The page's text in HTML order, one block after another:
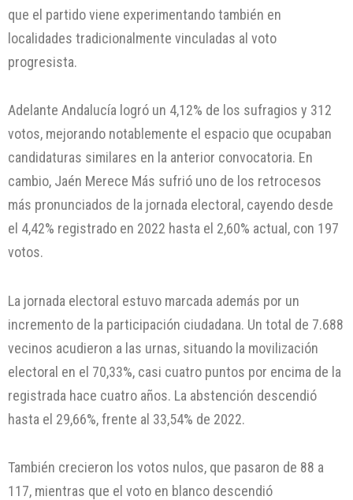
que el partido viene experimentando también en
localidades tradicionalmente vinculadas al voto
progresista.
Adelante Andalucía logró un 4,12% de los sufragios y 312
votos, mejorando notablemente el espacio que ocupaban
candidaturas similares en la anterior convocatoria. En
cambio, Jaén Merece Más sufrió uno de los retrocesos
más pronunciados de la jornada electoral, cayendo desde
el 4,42% registrado en 2022 hasta el 2,60% actual, con 197
votos.
La jornada electoral estuvo marcada además por un
incremento de la participación ciudadana. Un total de 7.688
vecinos acudieron a las urnas, situando la movilización
electoral en el 70,33%, casi cuatro puntos por encima de la
registrada hace cuatro años. La abstención descendió
hasta el 29,66%, frente al 33,54% de 2022.
También crecieron los votos nulos, que pasaron de 88 a
117, mientras que el voto en blanco descendió